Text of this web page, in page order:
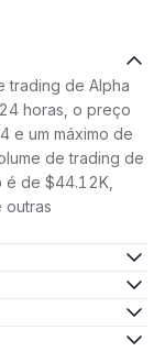
trading de Alpha
horas, o preço
e um máximo de
de trading de
é de $44.12K,
outras